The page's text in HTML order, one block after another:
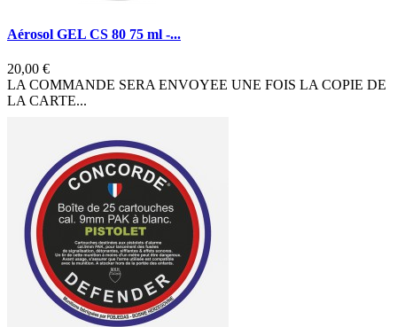
Aérosol GEL CS 80 75 ml -...
20,00 €
LA COMMANDE SERA ENVOYEE UNE FOIS LA COPIE DE
LA CARTE...